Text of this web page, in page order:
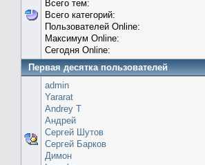
Всего тем:
Всего категорий:
Пользователей Online:
Максимум Online:
Сегодня Online:
Первая десятка пользователей
admin
Yararat
Andrey T
Андрей
Сергей Шутов
Сергей Барков
Димон